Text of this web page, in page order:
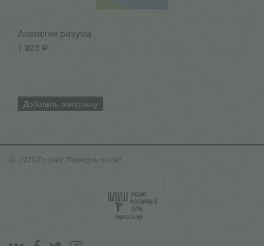
Апология разума
1 023 Р
Добавить в корзину
ⓒ 2023 Проект "Порядок слов"